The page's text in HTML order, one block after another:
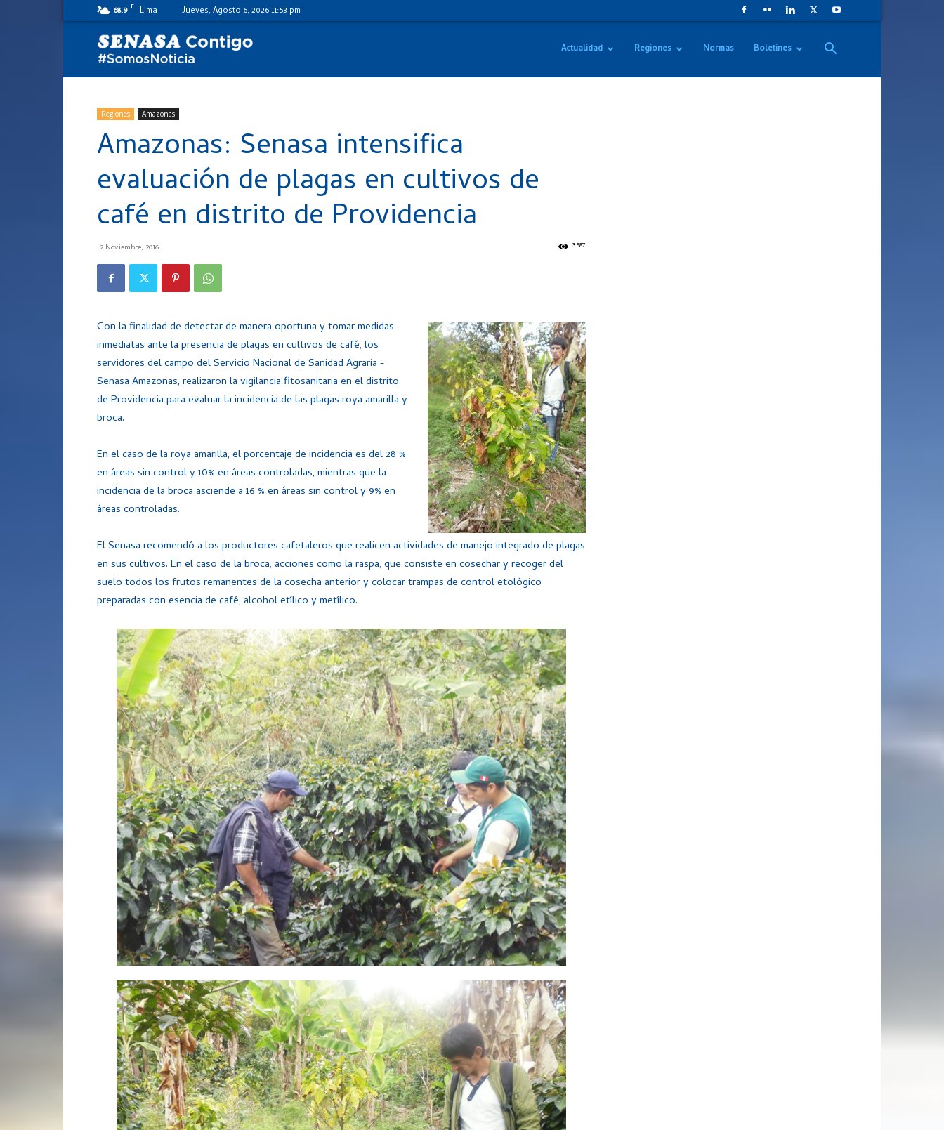
68.9 F Lima Jueves, Agosto 6, 2026 11:53 pm
Actualidad Regiones Normas Boletines
Regiones Amazonas
Amazonas: Senasa intensifica
evaluación de plagas en cultivos de
café en distrito de Providencia
2 Noviembre, 2016 3587
Con la finalidad de detectar de manera oportuna y tomar medidas
inmediatas ante la presencia de plagas en cultivos de café, los
servidores del campo del Servicio Nacional de Sanidad Agraria -
Senasa Amazonas, realizaron la vigilancia fitosanitaria en el distrito
de Providencia para evaluar la incidencia de las plagas roya amarilla y
broca.
En el caso de la roya amarilla, el porcentaje de incidencia es del 28 %
en áreas sin control y 10% en áreas controladas, mientras que la
incidencia de la broca asciende a 16 % en áreas sin control y 9% en
áreas controladas.
El Senasa recomendó a los productores cafetaleros que realicen actividades de manejo integrado de plagas
en sus cultivos. En el caso de la broca, acciones como la raspa, que consiste en cosechar y recoger del
suelo todos los frutos remanentes de la cosecha anterior y colocar trampas de control etológico
preparadas con esencia de café, alcohol etílico y metílico.